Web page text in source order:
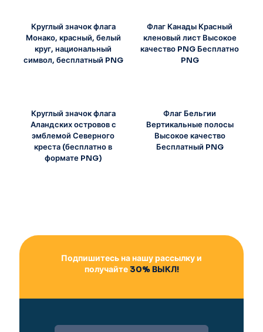
Круглый значок флага
Монако, красный, белый
круг, национальный
символ, бесплатный PNG
Флаг Канады Красный
кленовый лист Высокое
качество PNG Бесплатно
PNG
Круглый значок флага
Аландских островов с
эмблемой Северного
креста (бесплатно в
формате PNG)
Флаг Бельгии
Вертикальные полосы
Высокое качество
Бесплатный PNG
Подпишитесь на нашу рассылку и
получайте30% ВЫКЛ!